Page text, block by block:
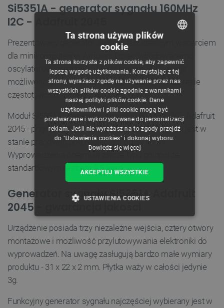
Si5351A - generator sygnału 160MHz
I2C - Adafruit 2045
Prezentowany generator sygnału jest idealnym wsparciem
dla minikomputerów Arduino. Dzięki wbudowanemu
oscylatorowi precyzji 25 MHz i pętlom PLL istnieje
możliwość generowania sygnału w szerokim zakresie
częstotliwości: 8 MHz - 160 MHz.
Moduł Si5351A - generator sygnału 160 MHz I2C - Adafruit
2045 - przyłączany jest za pomocą interfejsu I2C i jest w
stanie pracować pod napięciem od 3V do 5V.
Wyprowadzenia obejmują złącze typu goldpin ze
standardowym rastrem 2,54mm.
Generator sygnału Si5351A Adafruit
2045 - gwarancja jakości
Urządzenie posiada trzy niezależne wejścia, cztery otwory
montażowe i możliwość przylutowywania elektroniki do
wyprowadzeń. Na uwagę zasługują bardzo małe wymiary
produktu - 31 x 22 x 2 mm. Płytka waży w całości jedynie
3g.
Funkcyjny generator sygnału najczęściej wybierany jest w
CZECH
ENGLISH
GERMAN
Ta strona używa plików
cookie
Ta strona korzysta z plików cookie, aby zapewnić
lepszą wygodę użytkowania. Korzystając z tej
strony, wyrażasz zgodę na używanie przez nas
wszystkich plików cookie zgodnie z warunkami
naszej polityki plików cookie. Dane
użytkowników i pliki cookie mogą być
przetwarzane i wykorzystywane do personalizacji
reklam. Jeśli nie wyrażasz na to zgody przejdź
do "Ustawienia cookies" i dokonaj wyboru.
Dowiedz się więcej
AKCEPTUJ WSZYSTKIE
USTAWIENIA COOKIES
TARGETOWANIE
FUNKCJONALNOŚĆ